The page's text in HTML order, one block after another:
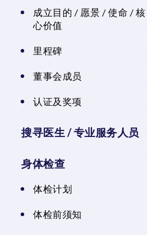
成立目的 / 愿景 / 使命 / 核
心价值
里程碑
董事会成员
认证及奖项
搜寻医生 / 专业服务人员
身体检查
体检计划
体检前须知